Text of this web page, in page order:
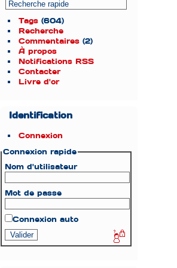
Tags (604)
Recherche
Commentaires (2)
À propos
Notifications RSS
Contacter
Livre d'or
Identification
Connexion
Connexion rapide
Nom d'utilisateur
Mot de passe
Connexion auto